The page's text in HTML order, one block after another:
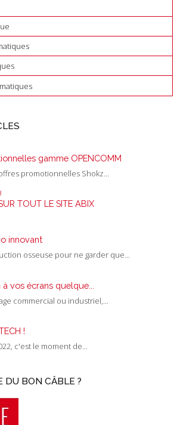
gamme OPENCOMM
promotionnelles Shokz...
TOUT LE SITE ABIX
innovant
osseuse pour ne garder que...
vos écrans quelque...
commercial ou industriel,...
!
c'est le moment de...
DU BON CÂBLE ?